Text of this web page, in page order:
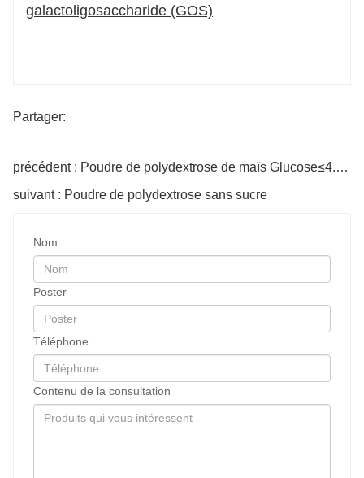
galactoligosaccharide (GOS)
Partager:
précédent : Poudre de polydextrose de maïs Glucose≤4.0 Sorbitol≤2.0
suivant : Poudre de polydextrose sans sucre
Nom
Poster
Téléphone
Contenu de la consultation